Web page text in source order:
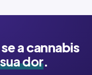
a cannabis
dor.